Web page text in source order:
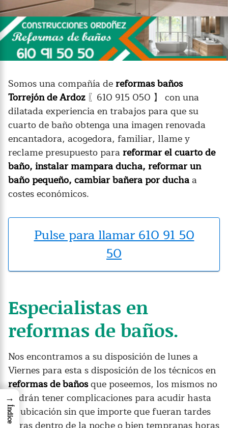
Somos una compañía dereformas baños
Torrejón de Ardoz〖610 915 050 】 con una
dilatada experiencia en trabajos para que su
cuarto de baño obtenga una imagen renovada
encantadora, acogedora, familiar, llame y
reclame presupuesto parareformar el cuarto de
baño, instalar mampara ducha, reformar un
baño pequeño, cambiar bañera por duchaa
costes económicos.
Pulse para llamar 610 91 50
50
Especialistas en
reformas de baños.
Nos encontramos a su disposición de lunes a
Viernes para esta s disposición de los técnicos en
reformas de bañosque poseemos, los mismos no
podrán tener complicaciones para acudir hasta
su ubicación sin que importe que fueran tardes
→
Índice